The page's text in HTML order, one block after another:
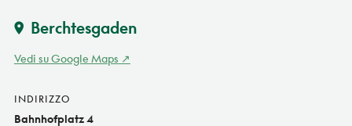
Berchtesgaden
Vedi su Google Maps
INDIRIZZO
Bahnhofplatz 4